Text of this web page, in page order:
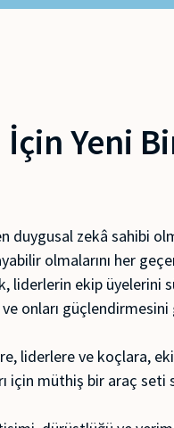
İçin Yeni
duygusal zekâ sahibi
olmalarını her
liderlerin ekip üyelerini
onları
liderlere ve koçlara,
için müthiş bir araç seti